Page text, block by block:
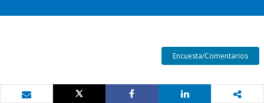
Encuesta/Comentarios